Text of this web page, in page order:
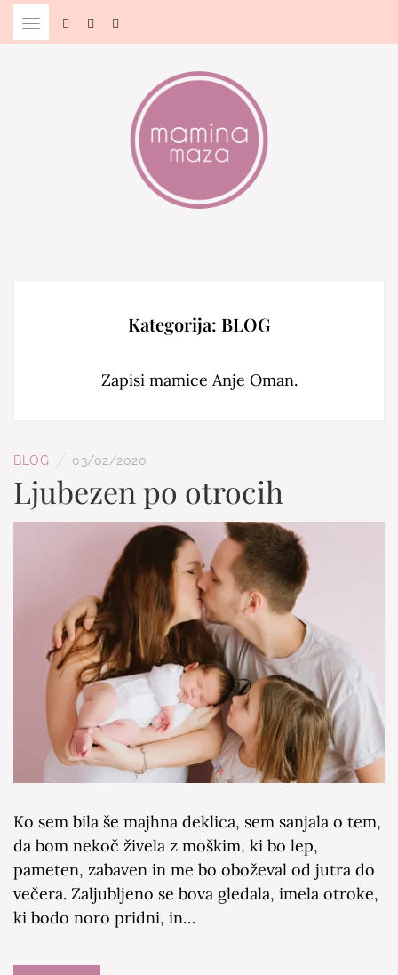
Skip
Kategorija: BLOG
Zapisi mamice Anje Oman.
BLOG 03/02/2020
Ljubezen po otrocih
Ko sem bila še majhna deklica, sem sanjala o tem,
da bom nekoč živela z moškim, ki bo lep,
pameten, zabaven in me bo oboževal od jutra do
večera. Zaljubljeno se bova gledala, imela otroke,
ki bodo noro pridni, in…